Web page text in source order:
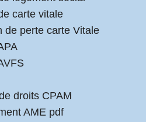
carte vitale
de perte carte Vitale
droits CPAM
AME pdf